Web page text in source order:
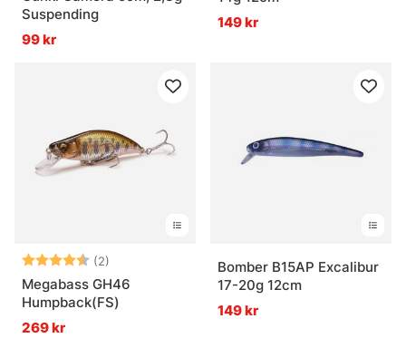
Suspending
99 kr
149 kr
Betyg: (2)
4.5 utav 5 stjärnor
Megabass GH46
Humpback(FS)
269 kr
Bomber B15AP Excalibur
17-20g 12cm
149 kr